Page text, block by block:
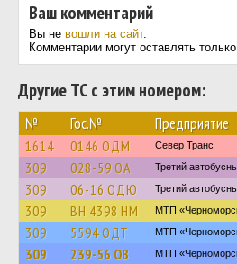
Ваш комментарий
Вы не вошли на сайт.
Комментарии могут оставлять
Другие ТС с этим номером:
№ Гос.№ Предприятие
1614 0146 ОДМ Север Транс
309 028-59 ОА Третий
309 06-16 ОДЮ Третий
309 BH 4398 HM МТП
309 5594 ОДТ МТП
309 239-56 ОВ МТП